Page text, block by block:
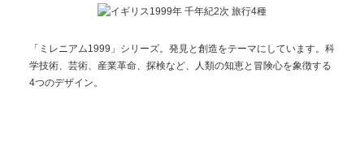
「ミレニアム1999」シリーズ。発見と創造をテーマにしています。科
学技術、芸術、産業革命、探検など、人類の知恵と冒険心を象徴する
4つのデザイン。